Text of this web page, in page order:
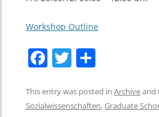
Workshop Outline
F
c
T
itt ar
This entry was posted in Archiveand
Sozialwissenschaften,Graduate